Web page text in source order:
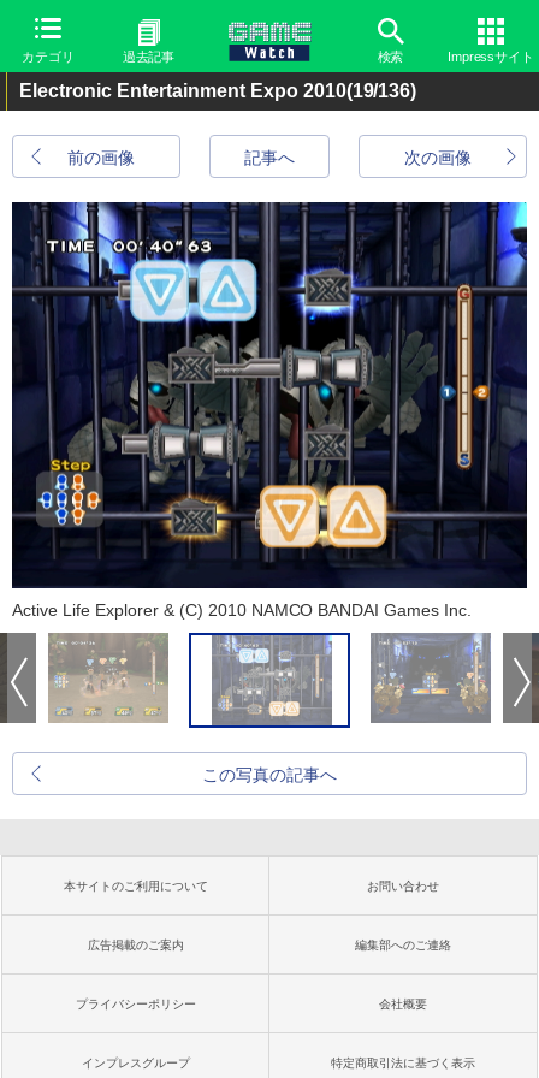
カテゴリ 過去記事 検索 Impressサイト
Electronic Entertainment Expo 2010(19/136)
前の画像 次の画像
記事へ
Active Life Explorer & (C) 2010 NAMCO BANDAI Games Inc.
この写真の記事へ
本サイトのご利用について お問い合わせ
広告掲載のご案内 編集部へのご連絡
プライバシーポリシー 会社概要
インプレスグループ 特定商取引法に基づく表示